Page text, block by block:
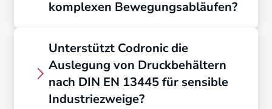
präzise ab. Wir simulieren Effekte
strukturelle Integrität Ihrer Bauteile
auch unter Extrembelastungen sicher
zu gewährleisten.
komplexen Bewegungsabläufen?
Berechnungsmethoden und
Mehrkörpersimulationen (MKS)
analysieren wir Schwingungen und
Resonanzen virtuell. So berechnen
Unterstützt Codronic die
Auslegung von Druckbehältern
nach DIN EN 13445 für sensible
Industriezweige?